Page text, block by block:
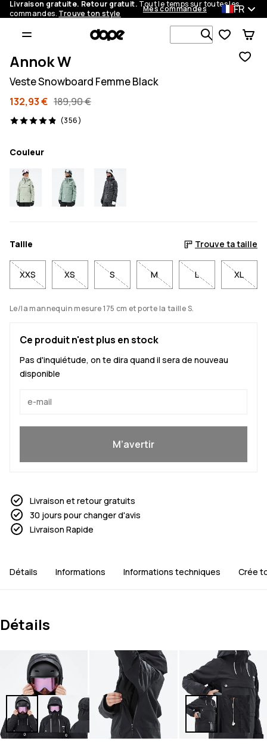
Livraison gratuite. Retour gratuit. Tout le temps sur toutes les
commandes. Trouve ton style Mes commandes FR
Recherche
Annok W
Veste Snowboard Femme Black
132,93 € 189,90 €
(356)
356 avis, 4.9/5
Couleur
Taille Trouve ta taille
XXS XS S M L XL
Le/la mannequin mesure 175 cm et porte la taille S.
Ce produit n'est plus en stock
Pas d'inquiétude, on te dira quand il sera de nouveau
disponible
M’avertir
Livraison et retour gratuits
30 jours pour changer d'avis
Livraison Rapide
Détails Informations Informations techniques Crée
Détails